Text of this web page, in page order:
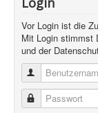
Vor Login ist die
Mit Login stimmst
und der
Benutzername
Passwort